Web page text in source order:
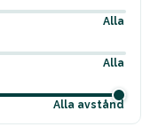
Alla
Alla
Alla avstånd